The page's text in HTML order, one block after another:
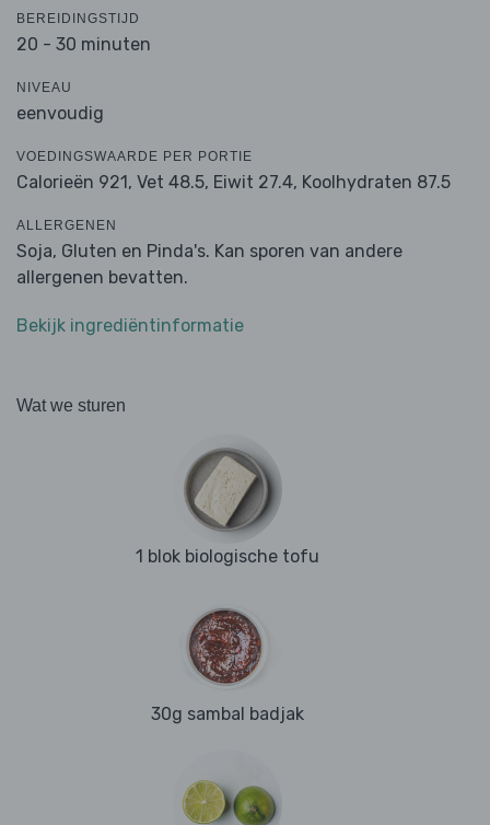
BEREIDINGSTIJD
20 - 30 minuten
NIVEAU
eenvoudig
VOEDINGSWAARDE PER PORTIE
Calorieën 921, Vet 48.5, Eiwit 27.4, Koolhydraten 87.5
ALLERGENEN
Soja, Gluten en Pinda's. Kan sporen van andere
allergenen bevatten.
Bekijk ingrediëntinformatie
Wat we sturen
1 blok biologische tofu
30g sambal badjak